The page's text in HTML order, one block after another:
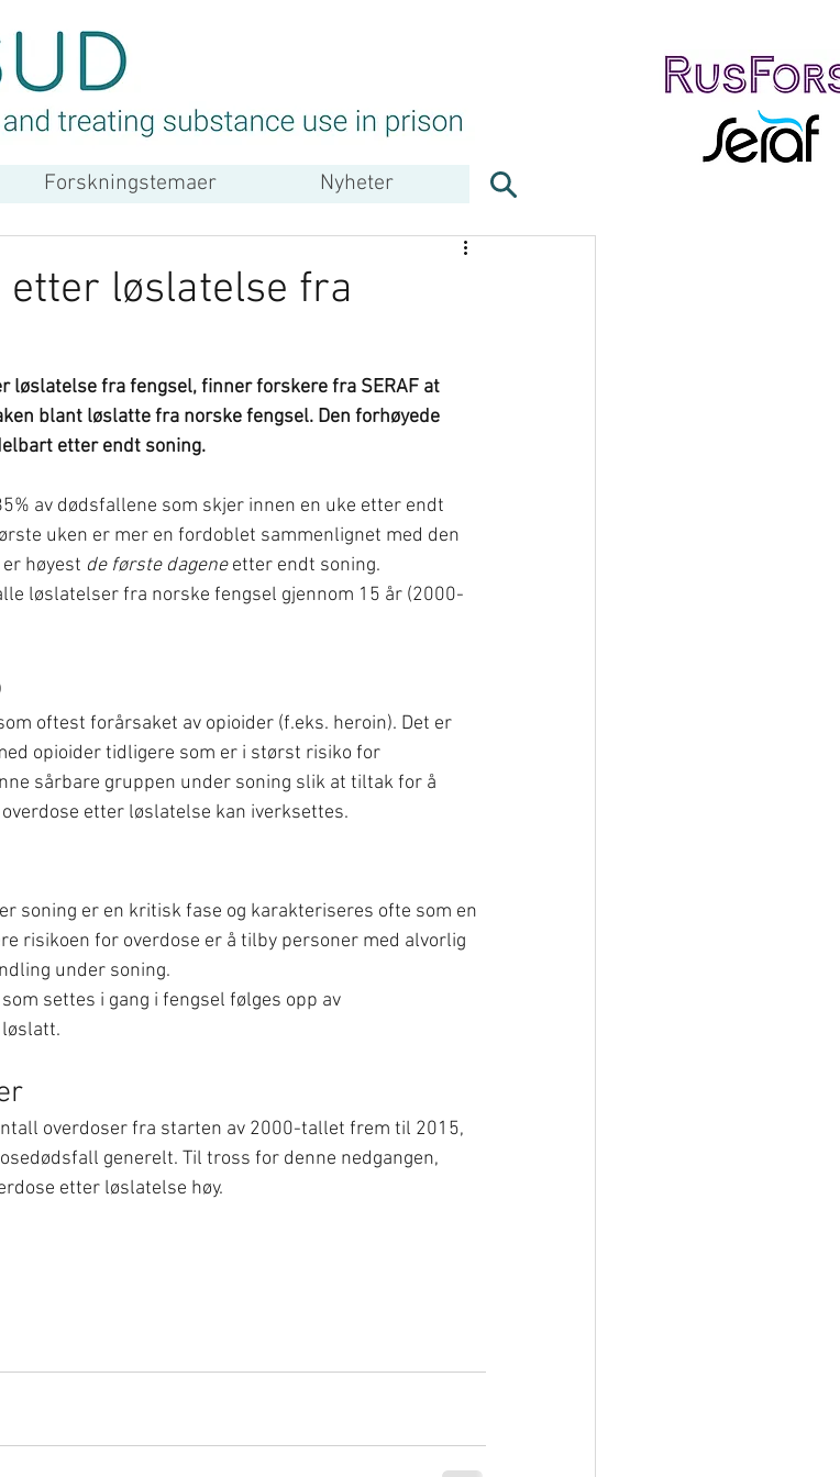
Forskningstemaer Nyheter
etter løslatelse fra
blant løslatte fra norske fengsel. Den forhøyede
etter endt soning.
av dødsfallene som skjer innen en uke etter endt
uken er mer en fordoblet sammenlignet med den
høyest de første dagene etter endt soning.
løslatelser fra norske fengsel gjennom 15 år (2000-
oftest forårsaket av opioider (f.eks. heroin). Det er
opioider tidligere som er i størst risiko for
sårbare gruppen under soning slik at tiltak for å
etter løslatelse kan iverksettes.
soning er en kritisk fase og karakteriseres ofte som en
risikoen for overdose er å tilby personer med alvorlig
under soning.
settes i gang i fengsel følges opp av
overdoser fra starten av 2000-tallet frem til 2015,
generelt. Til tross for denne nedgangen,
etter løslatelse høy.